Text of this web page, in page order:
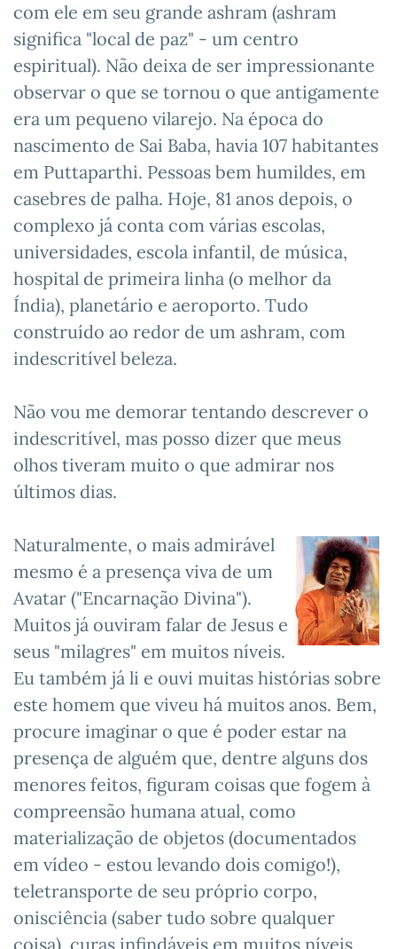
com ele em seu grande ashram (ashram
significa "local de paz" - um centro
espiritual). Não deixa de ser impressionante
observar o que se tornou o que antigamente
era um pequeno vilarejo. Na época do
nascimento de Sai Baba, havia 107 habitantes
em Puttaparthi. Pessoas bem humildes, em
casebres de palha. Hoje, 81 anos depois, o
complexo já conta com várias escolas,
universidades, escola infantil, de música,
hospital de primeira linha (o melhor da
Índia), planetário e aeroporto. Tudo
construído ao redor de um ashram, com
indescritível beleza.
Não vou me demorar tentando descrever o
indescritível, mas posso dizer que meus
olhos tiveram muito o que admirar nos
últimos dias.
Naturalmente, o mais admirável
mesmo é a presença viva de um
Avatar ("Encarnação Divina").
Muitos já ouviram falar de Jesus e
seus "milagres" em muitos níveis.
Eu também já li e ouvi muitas histórias sobre
este homem que viveu há muitos anos. Bem,
procure imaginar o que é poder estar na
presença de alguém que, dentre alguns dos
menores feitos, figuram coisas que fogem à
compreensão humana atual, como
materialização de objetos (documentados
em vídeo - estou levando dois comigo!),
teletransporte de seu próprio corpo,
onisciência (saber tudo sobre qualquer
coisa), curas infindáveis em muitos níveis,